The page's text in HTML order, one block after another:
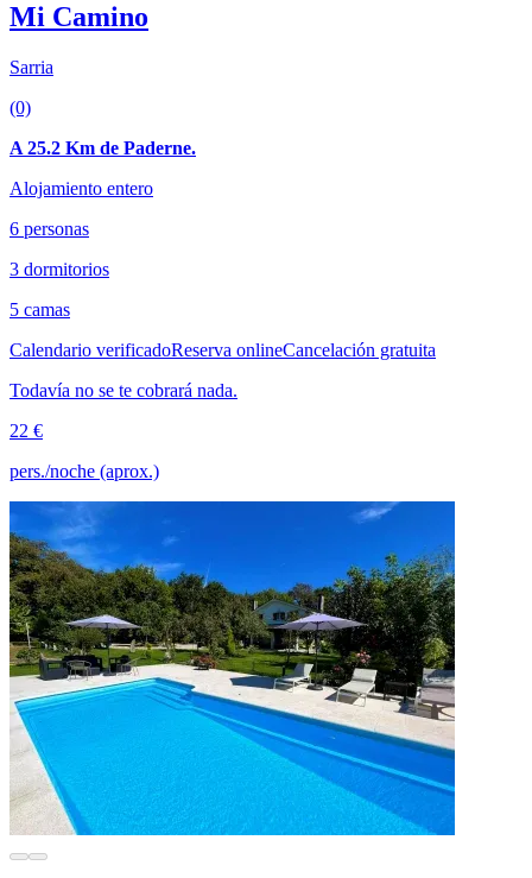
Mi Camino
Sarria
(0)
A 25.2 Km de Paderne.
Alojamiento entero
6 personas
3 dormitorios
5 camas
Calendario verificadoReserva onlineCancelación gratuita
Todavía no se te cobrará nada.
22 €
pers./noche (aprox.)